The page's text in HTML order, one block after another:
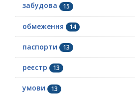
забудова 15
обмеження 14
паспорти 13
реєстр 13
умови 13